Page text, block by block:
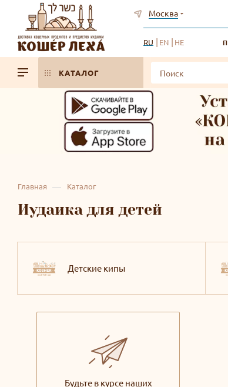
Москва
RU EN HE
КАТАЛОГ
Главная — Каталог
Иудаика для детей
Детские кипы
Будьте в курсе наших